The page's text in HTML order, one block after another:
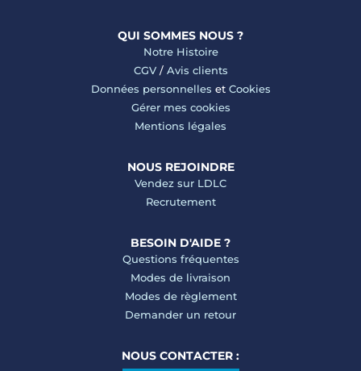
QUI SOMMES NOUS ?
Notre Histoire
CGV/ Avis clients
Données personnelles et Cookies
Gérer mes cookies
Mentions légales
NOUS REJOINDRE
Vendez sur LDLC
Recrutement
BESOIN D'AIDE ?
Questions fréquentes
Modes de livraison
Modes de règlement
Demander un retour
NOUS CONTACTER :